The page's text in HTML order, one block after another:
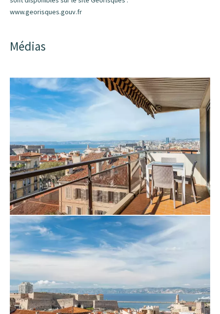
www.georisques.gouv.fr
Médias